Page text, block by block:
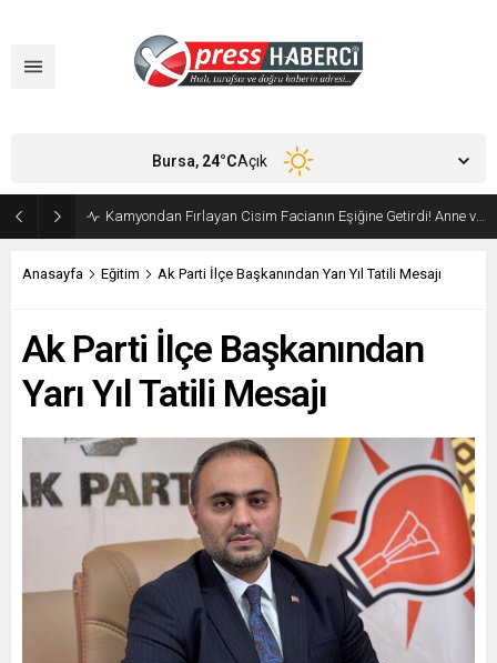
Orhangazi’de Ekmeğin Fiyatı ve Gramajı Değişti
Bursa, 24°CAçık
Anasayfa Eğitim Ak Parti İlçe Başkanından Yarı Yıl Tatili Mesajı
Ak Parti İlçe Başkanından
Yarı Yıl Tatili Mesajı